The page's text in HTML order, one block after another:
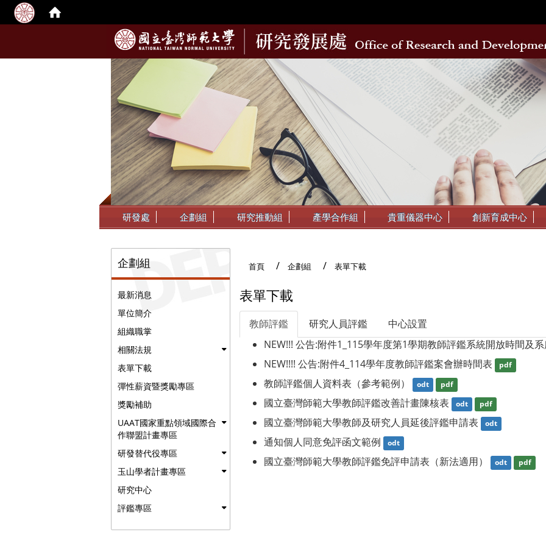
::: 研發處 企劃組 研究推動組 產學合作組 貴重儀器中心 創新育成中心
企劃組
最新消息
單位簡介
組織職掌
相關法規
表單下載
彈性薪資暨獎勵專區
獎勵補助
UAAT國家重點領域國際合
作聯盟計畫專區
研發替代役專區
玉山學者計畫專區
研究中心
評鑑專區
首頁 企劃組 表單下載
表單下載
教師評鑑 研究人員評鑑 中心設置
NEW!!! 公告:附件1_115學年度第1學期教師評鑑系統開放時間及
NEW!!!! 公告:附件4_114學年度教師評鑑案會辦時間表 pdf
教師評鑑個人資料表（參考範例） odt pdf
國立臺灣師範大學教師評鑑改善計畫陳核表 odt pdf
國立臺灣師範大學教師及研究人員延後評鑑申請表 odt
通知個人同意免評函文範例 odt
國立臺灣師範大學教師評鑑免評申請表（新法適用） odt pdf